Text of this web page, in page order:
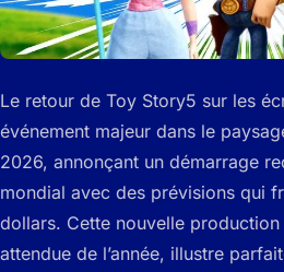
Le retour de Toy Story5 sur les
événement majeur dans le
2026, annonçant un démarrage
mondial avec des prévisions qui
dollars. Cette nouvelle
attendue de l’année, illustre